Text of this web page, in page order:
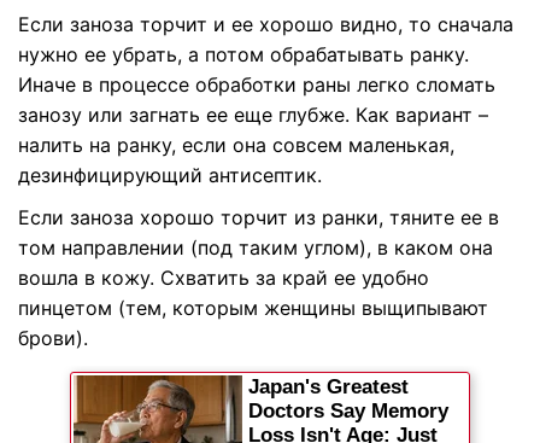
Если заноза торчит и ее хорошо видно, то сначала
нужно ее убрать, а потом обрабатывать ранку.
Иначе в процессе обработки раны легко сломать
занозу или загнать ее еще глубже. Как вариант –
налить на ранку, если она совсем маленькая,
дезинфицирующий антисептик.
Если заноза хорошо торчит из ранки, тяните ее в
том направлении (под таким углом), в каком она
вошла в кожу. Схватить за край ее удобно
пинцетом (тем, которым женщины выщипывают
брови).